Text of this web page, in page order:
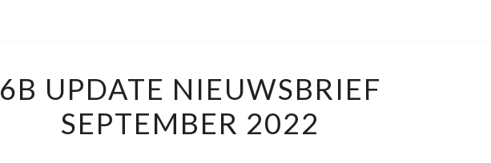
UPDATE
NIEUWSBRIEF
SEPTEMBER
6B UPDATE NIEUWSBRIEF
SEPTEMBER 2022